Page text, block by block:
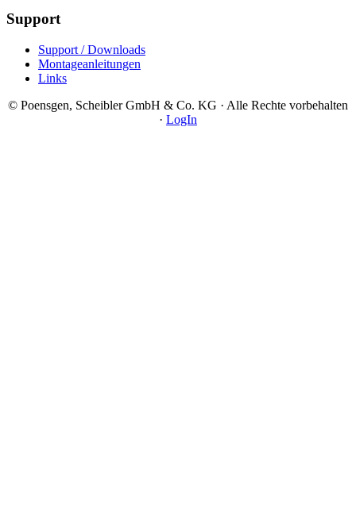
Support
Support / Downloads
Montageanleitungen
Links
© Poensgen, Scheibler GmbH & Co. KG · Alle Rechte vorbehalten
· LogIn